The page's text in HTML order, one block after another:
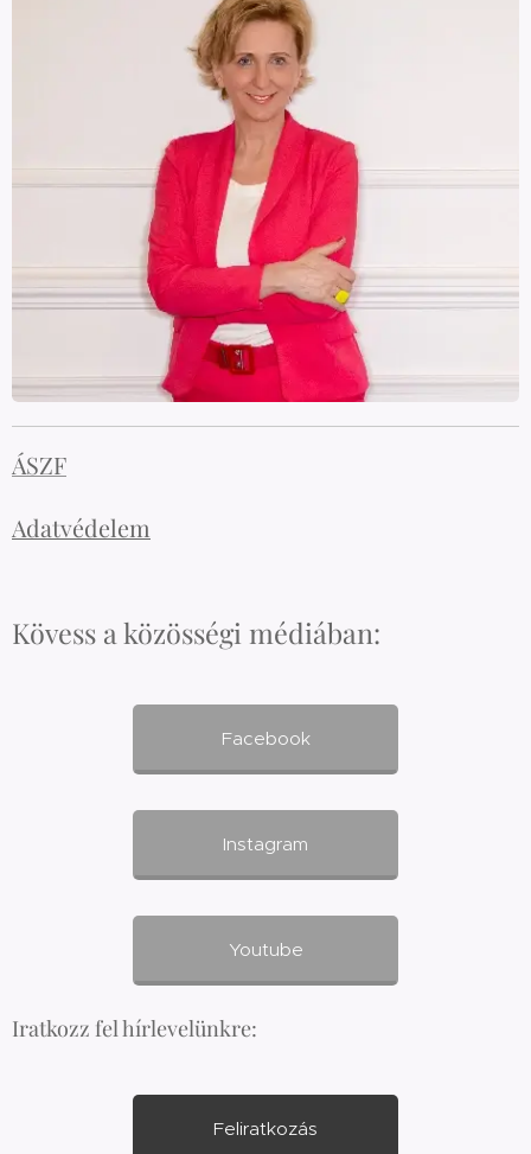
ÁSZF
Adatvédelem
Kövess a közösségi médiában:
Facebook
Instagram
Youtube
Iratkozz fel hírlevelünkre:
Feliratkozás